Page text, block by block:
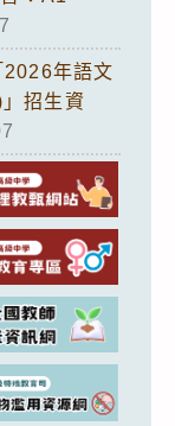
2026年語文
招生資